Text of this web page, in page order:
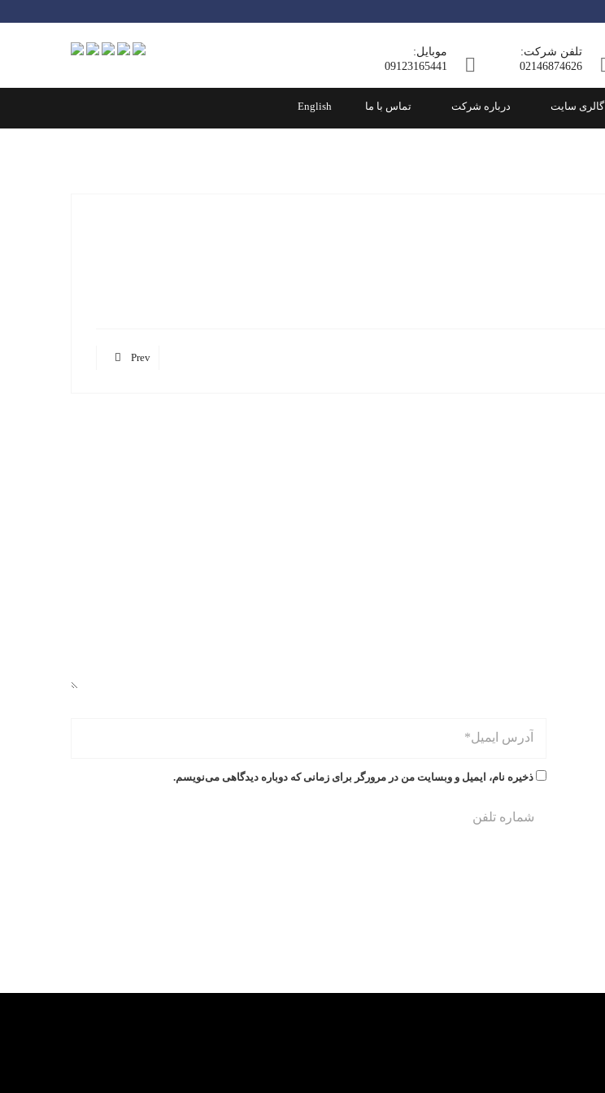
تلفن شرکت:
02146874626
موبایل:
09123165441
گالری سایت درباره شرکت تماس با ما English
Prev
ذخیره نام، ایمیل و وبسایت من در مرورگر برای زمانی که دوباره دیدگاهی می‌نویسم.
کول چاه کول انباری
کول میله
کول دو تکه
بلوک سبک
بلوک سنگین